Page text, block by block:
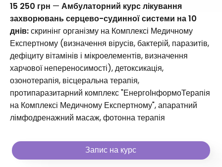
15 250 грн — Амбулаторний курс лікування
захворювань серцево-судинної системи на 10
днів:скринінг організму на Комплексі Медичному
Експертному (визначення вірусів, бактерій, паразитів,
дефіциту вітамінів і мікроелементів, визначення
харчової непереносимості), детоксикація,
озонотерапія, вісцеральна терапія,
протипаразитарний комплекс "ЕнергоІнформоТерапія
на Комплексі Медичному Експертному", апаратний
лімфодренажний масаж, фотонна терапія
Запис на курс